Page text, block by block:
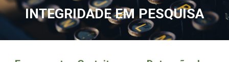
INTEGRIDADE EM PESQUISA